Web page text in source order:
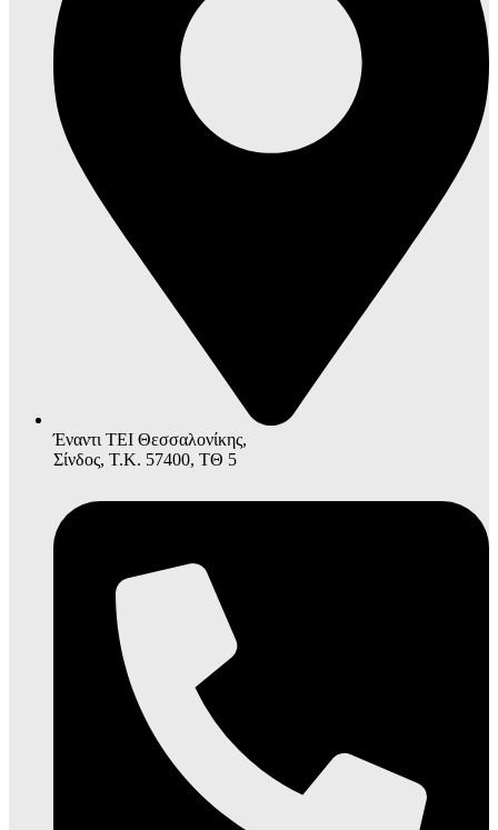
Έναντι ΤΕΙ Θεσσαλονίκης,
Σίνδος, Τ.Κ. 57400, ΤΘ 5